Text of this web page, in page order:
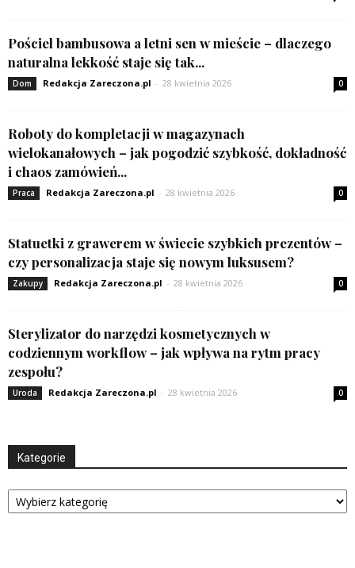
Pościel bambusowa a letni sen w mieście – dlaczego
naturalna lekkość staje się tak...
Dom Redakcja Zareczona.pl - 28 kwietnia 2026 0
Roboty do kompletacji w magazynach
wielokanałowych – jak pogodzić szybkość, dokładność
i chaos zamówień...
Praca Redakcja Zareczona.pl - 28 kwietnia 2026 0
Statuetki z grawerem w świecie szybkich prezentów –
czy personalizacja staje się nowym luksusem?
Zakupy Redakcja Zareczona.pl - 28 kwietnia 2026 0
Sterylizator do narzędzi kosmetycznych w
codziennym workflow – jak wpływa na rytm pracy
zespołu?
Uroda Redakcja Zareczona.pl - 28 kwietnia 2026 0
Kategorie
Kategorie